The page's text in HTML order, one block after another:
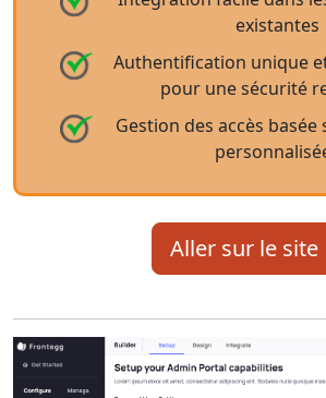
existantes
Authentification unique
pour une sécurité
Gestion des accès basée
Aller sur le site